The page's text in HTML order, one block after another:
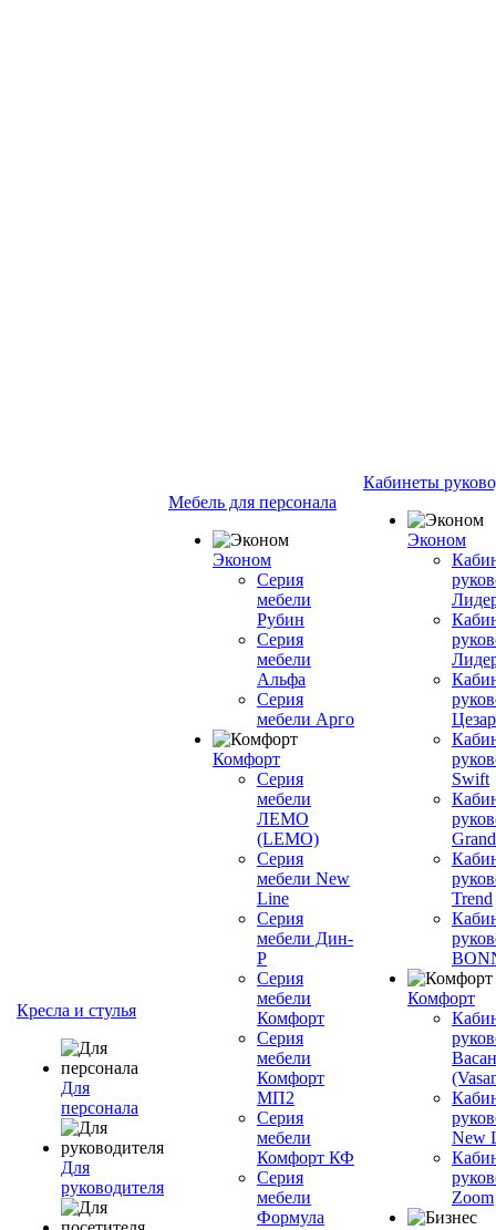
Кресла и стулья
Для
персонала
Для
руководителя
Мебель для персонала
Эконом
Серия
мебели
Рубин
Серия
мебели
Альфа
Серия
мебели Арго
Комфорт
Серия
мебели
ЛЕМО
(LEMO)
Серия
мебели New
Line
Серия
мебели Дин-
Р
Серия
мебели
Комфорт
Серия
мебели
Комфорт
МП2
Серия
мебели
Комфорт КФ
Серия
мебели
Формула
Кабинеты
Эконом
Swift
Grand
Trend
Комфорт
New
Zoom